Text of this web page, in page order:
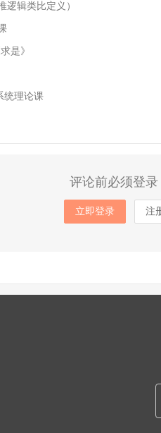
逻辑类比定义）
是》
统理论课
评论前必须登录
立即登录 注